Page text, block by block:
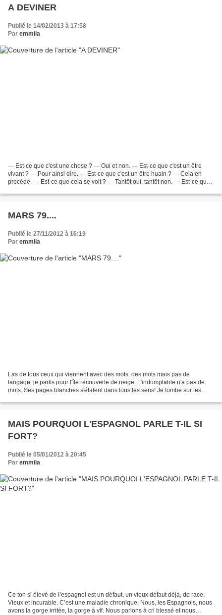
A DEVINER
Publié le 14/02/2013 à 17:58
Par emmila
— Est-ce que c'est une chose ? — Oui et non. — Est-ce que c'est un être
vivant ? — Pour ainsi dire. — Est-ce que c'est un être huain ? — Cela en
procède. — Est-ce que cela se voit ? — Tantôt oui, tantôt non. — Est-ce que
MARS 79....
Publié le 27/11/2012 à 16:19
Par emmila
Las de tous ceux qui viennent avec des mots, des mots mais pas de
langage, je partis pour l'île recouverte de neige. L'indomptable n'a pas de
mots. Ses pages blanches s'étalent dans tous les sens! Je tombe sur les
MAIS POURQUOI L'ESPAGNOL PARLE T-IL SI
FORT?
Publié le 05/01/2012 à 20:45
Par emmila
Ce ton si élevé de l’espagnol est un défaut, un vieux défaut déjà, de race.
Vieux et incurable. C’est une maladie chronique. Nous, les Espagnols, nous
avons la gorge irritée, la gorge à vif. Nous parlons à cri blessé et nous